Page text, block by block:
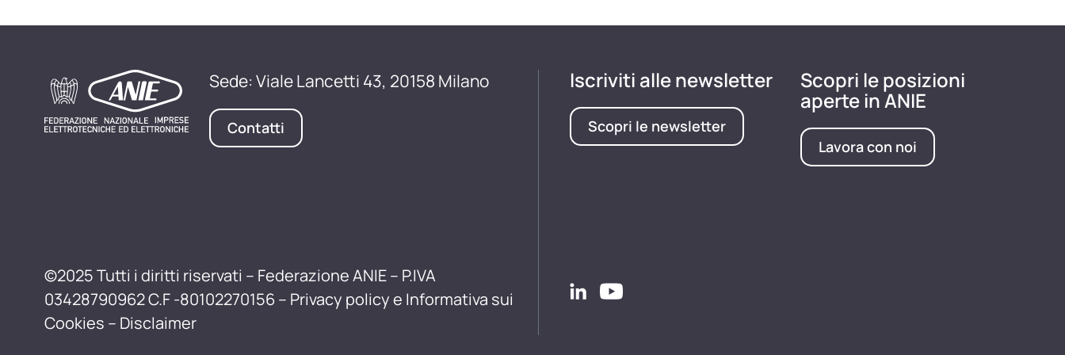
Sede: Viale Lancetti 43, 20158 Milano
Contatti
©2025 Tutti i diritti riservati – Federazione ANIE – P.IVA
03428790962 C.F -80102270156 – Privacy policy e Informativa sui
Cookies – Disclaimer
Iscriviti alle newsletter
Scopri le newsletter
Scopri le posizioni
aperte in ANIE
Lavora con noi